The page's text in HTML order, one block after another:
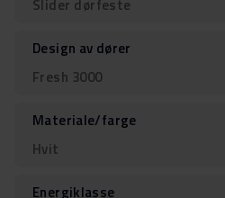
Slider dørfeste
Design av dører
Fresh 3000
Materiale/farge
Hvit
Energiklasse